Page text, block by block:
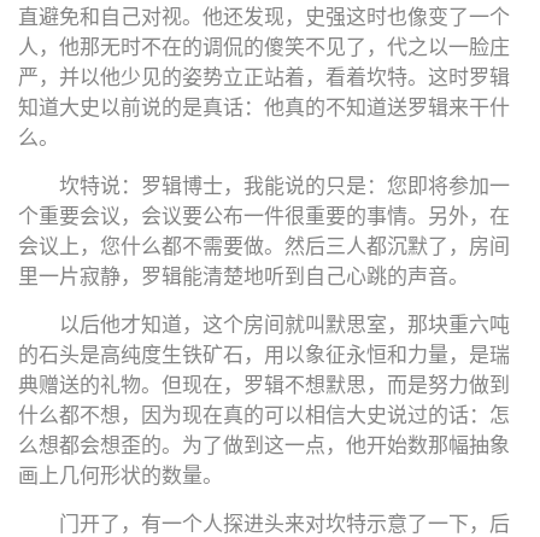
直避免和自己对视。他还发现，史强这时也像变了一个
人，他那无时不在的调侃的傻笑不见了，代之以一脸庄
严，并以他少见的姿势立正站着，看着坎特。这时罗辑
知道大史以前说的是真话：他真的不知道送罗辑来干什
么。
坎特说：罗辑博士，我能说的只是：您即将参加一
个重要会议，会议要公布一件很重要的事情。另外，在
会议上，您什么都不需要做。然后三人都沉默了，房间
里一片寂静，罗辑能清楚地听到自己心跳的声音。
以后他才知道，这个房间就叫默思室，那块重六吨
的石头是高纯度生铁矿石，用以象征永恒和力量，是瑞
典赠送的礼物。但现在，罗辑不想默思，而是努力做到
什么都不想，因为现在真的可以相信大史说过的话：怎
么想都会想歪的。为了做到这一点，他开始数那幅抽象
画上几何形状的数量。
门开了，有一个人探进头来对坎特示意了一下，后